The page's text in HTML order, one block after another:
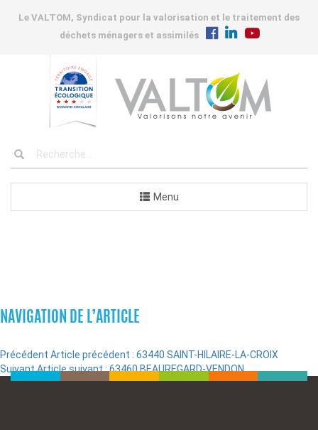
Le VALTOM, Syndicat pour la valorisation et le traitement des
déchets ménagers et assimilés
Menu
NAVIGATION DE L’ARTICLE
Précédent Article précédent : 63440 SAINT-HILAIRE-LA-CROIX
SuivantArticle suivant :63460 BEAUREGARD-VENDON